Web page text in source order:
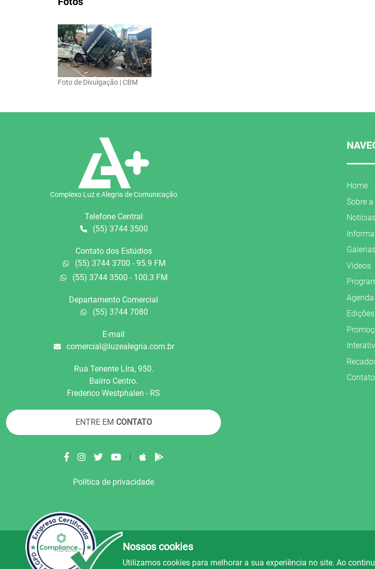
Foto de Divulgação | CBM
Complexo Luz e Alegria de Comunicação
Telefone Central
(55) 3744 3500
Contato dos Estúdios
(55) 3744 3700 - 95.9 FM
(55) 3744 3500 - 100.3 FM
Departamento Comercial
(55) 3744 7080
E-mail
comercial@luzealegria.com.br
Rua Tenente Líra, 950.
Bairro Centro.
Frederico Westphalen - RS
ENTRE EM CONTATO
|
Política de privacidade
Home
Sobre
Vídeos
Agenda
Edições
Contato
© Copyright 2022. LA+ Todos os direitos reservados.
e Alegria FM Rádio Avenida Rádio Fortaleza Rádio
Nossos cookies
Utilizamos cookies para melhorar a sua experiência no site. Ao